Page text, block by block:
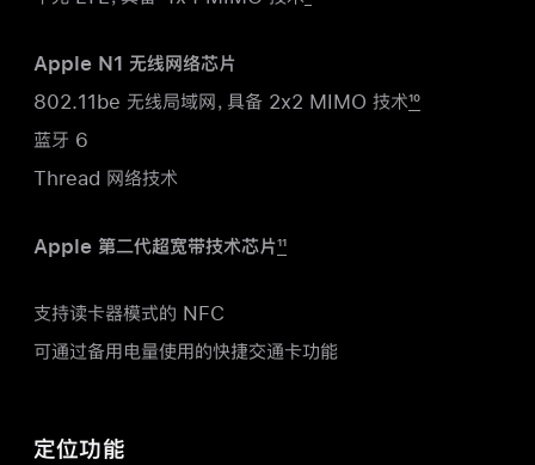
Apple N1 无线网络芯片
802.11be 无线局域网，具备 2x2 MIMO 技术10
蓝牙 6
Thread 网络技术
Apple 第二代超宽带技术芯片11
支持读卡器模式的 NFC
可通过备用电量使用的快捷交通卡功能
定位功能